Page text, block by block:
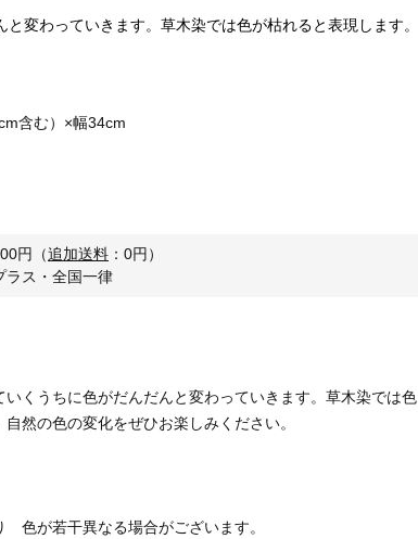
変わっていきます。草木染では色が枯れると表現します。
含む）×幅34cm
円 （追加送料 ： 0円）
ラス・全国一律
くうちに色がだんだんと変わっていきます。草木染では色